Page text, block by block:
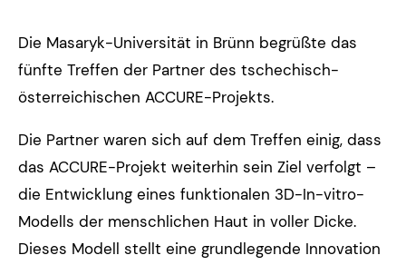
Die Masaryk-Universität in Brünn begrüßte das
fünfte Treffen der Partner des tschechisch-
österreichischen ACCURE-Projekts.
Die Partner waren sich auf dem Treffen einig, dass
das ACCURE-Projekt weiterhin sein Ziel verfolgt –
die Entwicklung eines funktionalen 3D-In-vitro-
Modells der menschlichen Haut in voller Dicke.
Dieses Modell stellt eine grundlegende Innovation